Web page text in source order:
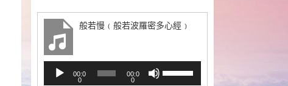
般若慢﹙般若波羅密多心經﹚
00:0
0
00:0
0